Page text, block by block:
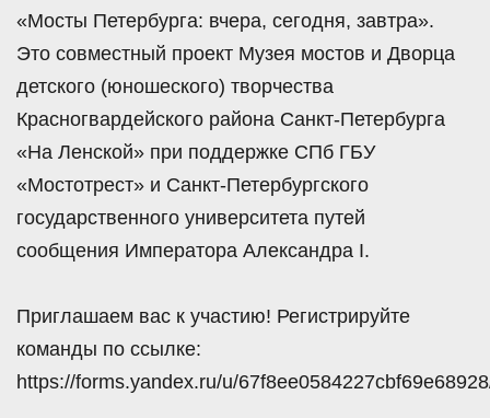
«Мосты Петербурга: вчера, сегодня, завтра».
Это совместный проект Музея мостов и Дворца
детского (юношеского) творчества
Красногвардейского района Санкт-Петербурга
«На Ленской» при поддержке СПб ГБУ
«Мостотрест» и Санкт-Петербургского
государственного университета путей
сообщения Императора Александра I.
Приглашаем вас к участию! Регистрируйте
команды по ссылке:
https://forms.yandex.ru/u/